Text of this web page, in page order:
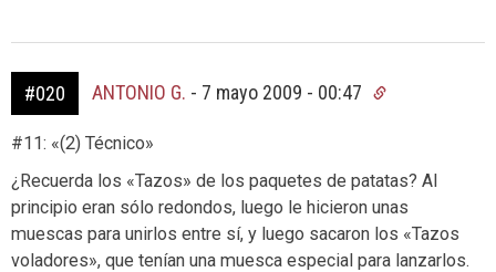
#020 ANTONIO G. - 7 mayo 2009 - 00:47
#11: «(2) Técnico»
¿Recuerda los «Tazos» de los paquetes de patatas? Al
principio eran sólo redondos, luego le hicieron unas
muescas para unirlos entre sí, y luego sacaron los «Tazos
voladores», que tenían una muesca especial para lanzarlos.